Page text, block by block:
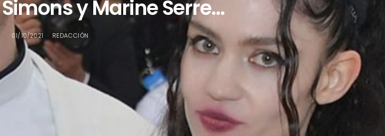
y Marine Serre…
01/10/2021 REDACCIÓN